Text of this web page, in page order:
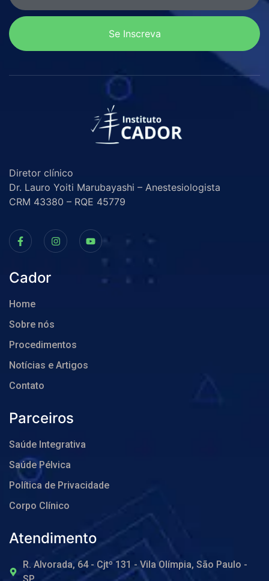
Se Inscreva
Diretor clínico
Dr. Lauro Yoiti Marubayashi – Anestesiologista
CRM 43380 – RQE 45779
Cador
Home
Sobre nós
Procedimentos
Notícias e Artigos
Contato
Parceiros
Saúde Integrativa
Saúde Pélvica
Política de Privacidade
Corpo Clínico
Atendimento
R. Alvorada, 64 - Cjtº 131 - Vila Olímpia, São Paulo -